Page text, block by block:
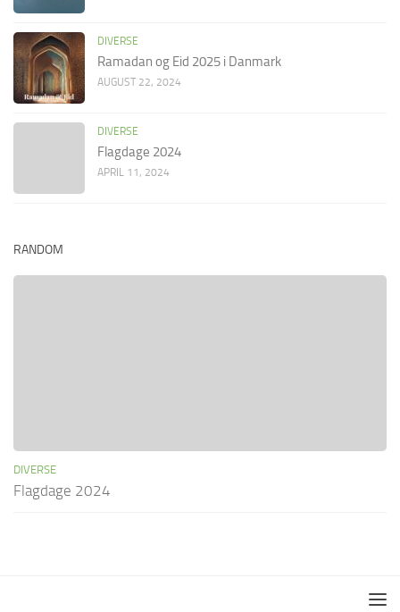
DIVERSE
Ramadan og Eid 2025 i Danmark
AUGUST 22, 2024
DIVERSE
Flagdage 2024
APRIL 11, 2024
RANDOM
DIVERSE
Flagdage 2024